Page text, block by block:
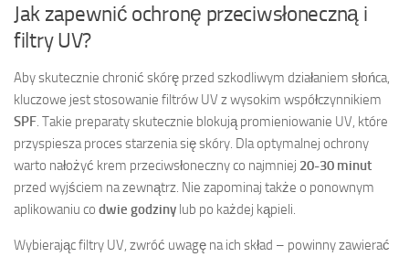
Jak zapewnić ochronę przeciwsłoneczną i
filtry UV?
Aby skutecznie chronić skórę przed szkodliwym działaniem słońca,
kluczowe jest stosowanie filtrów UV z wysokim współczynnikiem
SPF. Takie preparaty skutecznie blokują promieniowanie UV, które
przyspiesza proces starzenia się skóry. Dla optymalnej ochrony
warto nałożyć krem przeciwsłoneczny co najmniej 20-30 minut
przed wyjściem na zewnątrz. Nie zapominaj także o ponownym
aplikowaniu co dwie godziny lub po każdej kąpieli.
Wybierając filtry UV, zwróć uwagę na ich skład – powinny zawierać